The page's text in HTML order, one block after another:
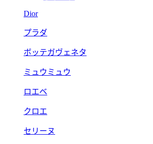
Dior
プラダ
ボッテガヴェネタ
ミュウミュウ
ロエベ
クロエ
セリーヌ